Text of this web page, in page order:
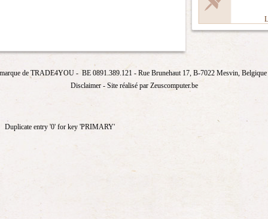
de TRADE4YOU- BE 0891.389.121 - Rue Brunehaut 17, B-7022 Mesvin,
Disclaimer- Site réalisé par Zeuscomputer.be
Duplicate entry '0' for key 'PRIMARY'